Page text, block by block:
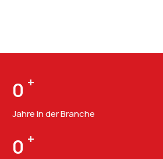
0 +
Jahre in der Branche
0 +